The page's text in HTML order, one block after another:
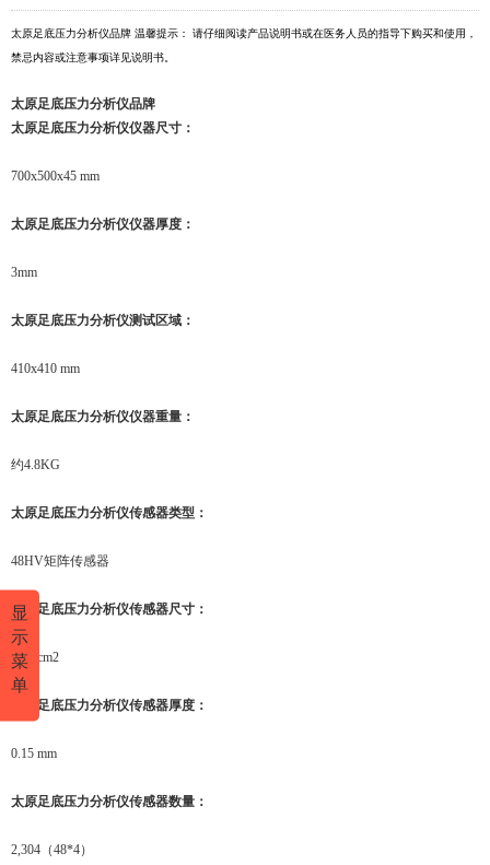
太原足底压力分析仪品牌 温馨提示： 请仔细阅读产品说明书或在医务人员的指导下购买和使用，
禁忌内容或注意事项详见说明书。
太原足底压力分析仪品牌
太原足底压力分析仪仪器尺寸 ：
700x500x45 mm
太原足底压力分析仪仪器厚度 ：
3mm
太原足底压力分析仪测试区域 ：
410x410 mm
太原足底压力分析仪仪器重量 ：
约4.8KG
太原足底压力分析仪传感器类型 ：
48HV矩阵传感器
太原 足底压力分析仪传感器尺寸 ：
0.73 cm2
足底压力分析仪传感器厚度 ：
0.15 mm
太原足底压力分析仪传感器数量 ：
2,304（48*4）
显
示
菜
单